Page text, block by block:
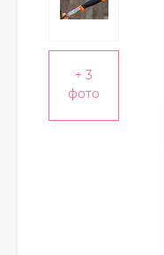
+ 3
фото